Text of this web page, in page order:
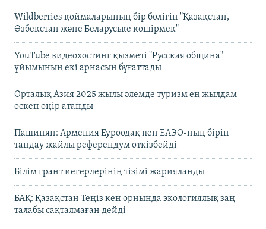
Wildberries қоймаларының бір бөлігін "Қазақстан,
Өзбекстан және Беларуське көшірмек"
YouTube видеохостинг қызметі "Русская община"
ұйымының екі арнасын бұғаттады
Орталық Азия 2025 жылы әлемде туризм ең жылдам
өскен өңір атанды
Пашинян: Армения Еуроодақ пен ЕАЭО-ның бірін
таңдау жайлы референдум өткізбейді
Білім грант иегерлерінің тізімі жарияланды
БАҚ: Қазақстан Теңіз кен орнында экологиялық заң
талабы сақталмаған дейді